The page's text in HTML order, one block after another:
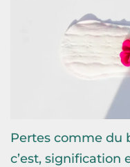
Pertes comme du
c’est, signification